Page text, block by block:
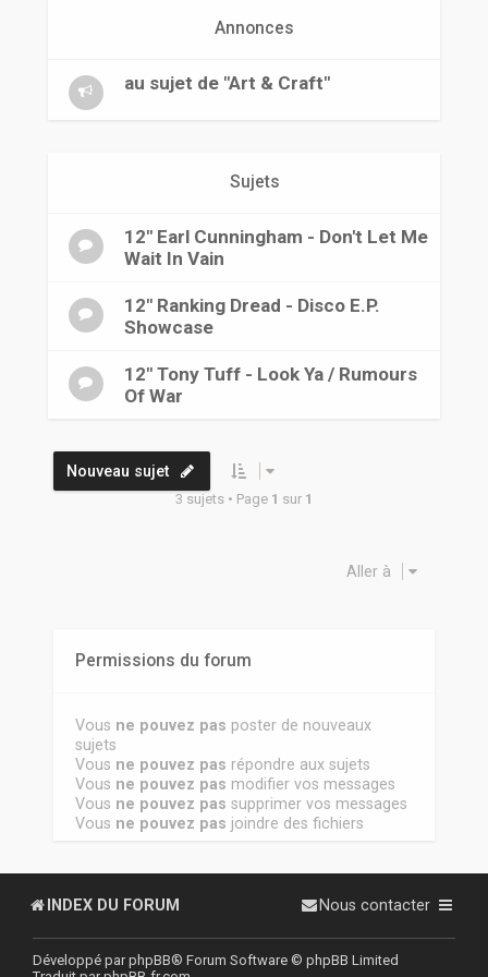
Annonces
au sujet de "Art & Craft"
Sujets
12" Earl Cunningham - Don't Let Me
Wait In Vain
12" Ranking Dread - Disco E.P.
Showcase
12" Tony Tuff - Look Ya / Rumours
Of War
Nouveau sujet
3 sujets • Page 1 sur 1
Aller à
Permissions du forum
Vous ne pouvez pas poster de nouveaux
sujets
Vous ne pouvez pas répondre aux sujets
Vous ne pouvez pas modifier vos messages
Vous ne pouvez pas supprimer vos messages
Vous ne pouvez pas joindre des fichiers
INDEX DU FORUM Nous contacter
Développé parphpBB® Forum Software © phpBB Limited